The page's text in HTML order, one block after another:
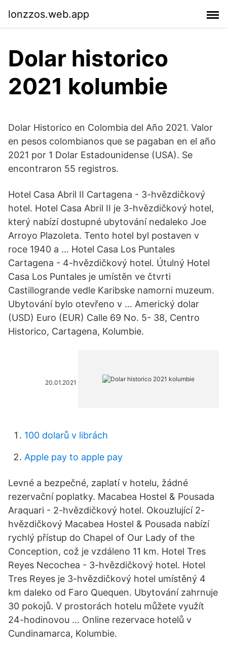
lonzzos.web.app
Dolar historico
2021 kolumbie
Dolar Historico en Colombia del Año 2021. Valor
en pesos colombianos que se pagaban en el año
2021 por 1 Dolar Estadounidense (USA). Se
encontraron 55 registros.
Hotel Casa Abril II Cartagena - 3-hvězdičkový
hotel. Hotel Casa Abril II je 3-hvězdičkový hotel,
který nabízí dostupné ubytování nedaleko Joe
Arroyo Plazoleta. Tento hotel byl postaven v
roce 1940 a … Hotel Casa Los Puntales
Cartagena - 4-hvězdičkový hotel. Útulný Hotel
Casa Los Puntales je umístěn ve čtvrti
Castillogrande vedle Karibske namorni muzeum.
Ubytování bylo otevřeno v … Americký dolar
(USD) Euro (EUR) Calle 69 No. 5- 38, Centro
Historico, Cartagena, Kolumbie.
20.01.2021
100 dolarů v librách
Apple pay to apple pay
Levné a bezpečné, zaplatí v hotelu, žádné
rezervační poplatky. Macabea Hostel & Pousada
Araquari - 2-hvězdičkový hotel. Okouzlující 2-
hvězdičkový Macabea Hostel & Pousada nabízí
rychlý přístup do Chapel of Our Lady of the
Conception, což je vzdáleno 11 km. Hotel Tres
Reyes Necochea - 3-hvězdičkový hotel. Hotel
Tres Reyes je 3-hvězdičkový hotel umístěný 4
km daleko od Faro Quequen. Ubytování zahrnuje
30 pokojů. V prostorách hotelu můžete využít
24-hodinovou … Online rezervace hotelů v
Cundinamarca, Kolumbie.